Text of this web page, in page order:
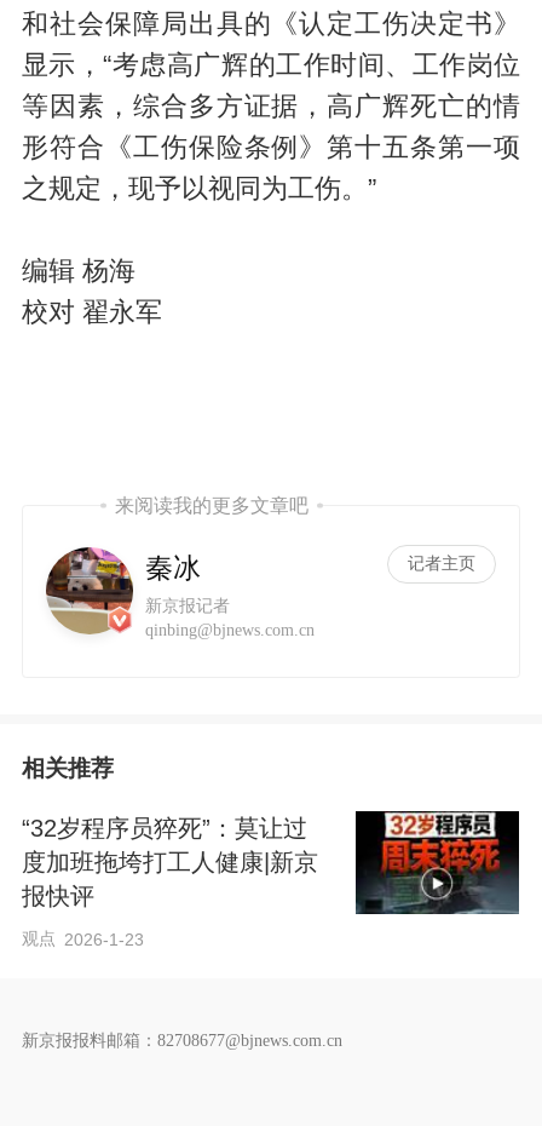
和社会保障局出具的《认定工伤决定书》
显示，“考虑高广辉的工作时间、工作岗位
等因素，综合多方证据，高广辉死亡的情
形符合《工伤保险条例》第十五条第一项
之规定，现予以视同为工伤。”
编辑 杨海
校对 翟永军
来阅读我的更多文章吧
秦冰
新京报记者
记者主页
qinbing@bjnews.com.cn
相关推荐
“32岁程序员猝死”：莫让过
度加班拖垮打工人健康|新京
报快评
观点 2026-1-23
新京报报料邮箱：82708677@bjnews.com.cn